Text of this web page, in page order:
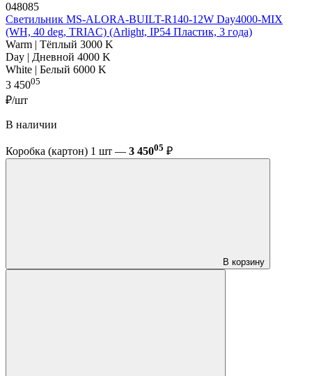
048085
Светильник MS-ALORA-BUILT-R140-12W Day4000-MIX
(WH, 40 deg, TRIAC) (Arlight, IP54 Пластик, 3 года)
Warm | Тёплый 3000 K
Day | Дневной 4000 K
White | Белый 6000 K
3 45005
₽/шт
В наличии
Коробка (картон) 1 шт — 3 45005 ₽
В корзину